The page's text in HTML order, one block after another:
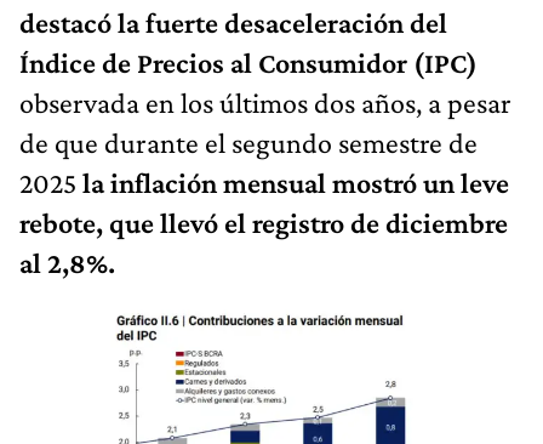
destacó la fuerte desaceleración del
Índice de Precios al Consumidor (IPC)
observada en los últimos dos años, a pesar
de que durante el segundo semestre de
2025 la inflación mensual mostró un leve
rebote, que llevó el registro de diciembre
al 2,8%.